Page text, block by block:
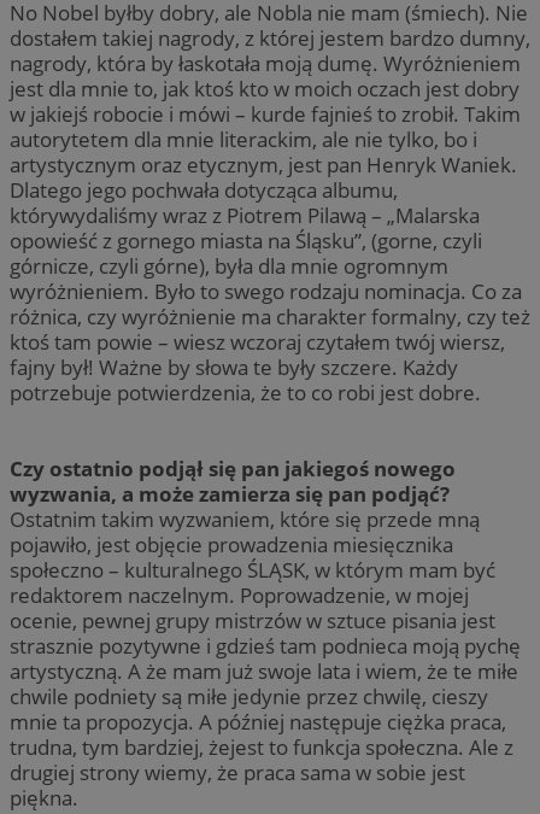
No Nobel byłby dobry, ale Nobla nie mam (śmiech). Nie
dostałem takiej nagrody, z której jestem bardzo dumny,
nagrody, która by łaskotała moją dumę. Wyróżnieniem
jest dla mnie to, jak ktoś kto w moich oczach jest dobry
w jakiejś robocie i mówi – kurde fajnieś to zrobił. Takim
autorytetem dla mnie literackim, ale nie tylko, bo i
artystycznym oraz etycznym, jest pan Henryk Waniek.
Dlatego jego pochwała dotycząca albumu,
którywydaliśmy wraz z Piotrem Pilawą – „Malarska
opowieść z gornego miasta na Śląsku”, (gorne, czyli
górnicze, czyli górne), była dla mnie ogromnym
wyróżnieniem. Było to swego rodzaju nominacja. Co za
różnica, czy wyróżnienie ma charakter formalny, czy też
ktoś tam powie – wiesz wczoraj czytałem twój wiersz,
fajny był! Ważne by słowa te były szczere. Każdy
potrzebuje potwierdzenia, że to co robi jest dobre.
Czy ostatnio podjął się pan jakiegoś nowego
wyzwania, a może zamierza się pan podjąć?
Ostatnim takim wyzwaniem, które się przede mną
pojawiło, jest objęcie prowadzenia miesięcznika
społeczno – kulturalnego ŚLĄSK, w którym mam być
redaktorem naczelnym. Poprowadzenie, w mojej
ocenie, pewnej grupy mistrzów w sztuce pisania jest
strasznie pozytywne i gdzieś tam podnieca moją pychę
artystyczną. A że mam już swoje lata i wiem, że te miłe
chwile podniety są miłe jedynie przez chwilę, cieszy
mnie ta propozycja. A później następuje ciężka praca,
trudna, tym bardziej, żejest to funkcja społeczna. Ale z
drugiej strony wiemy, że praca sama w sobie jest
piękna.